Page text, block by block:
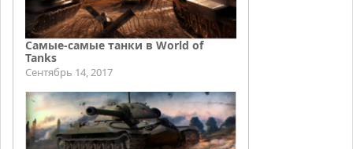
Самые-самые танки в World of
Tanks
Сентябрь 14, 2017